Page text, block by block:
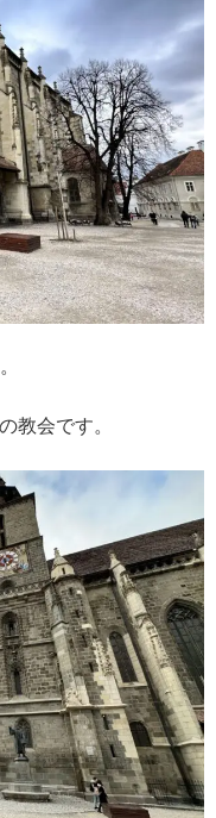
教会です。